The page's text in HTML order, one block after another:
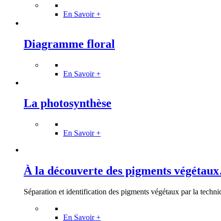
En Savoir +
Diagramme floral
En Savoir +
La photosynthèse
En Savoir +
À la découverte des pigments
Séparation et identification des pigments végétaux par la
En Savoir +